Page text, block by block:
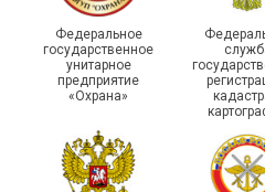
215-й юбилей
государственной
статистики отметили в
Республике Саха (Якутия)
Федеральное
государственное
унитарное
предприятие
«Охрана»